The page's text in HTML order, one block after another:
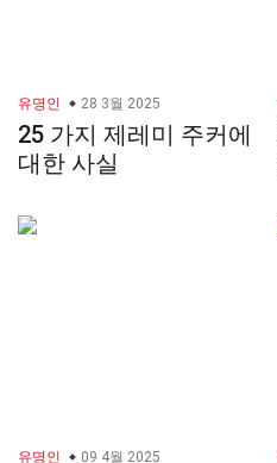
유명인 28 3월 2025
25 가지 제레미 주커에
대한 사실
유명인 09 4월 2025